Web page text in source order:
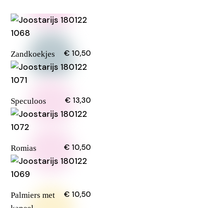
Zandkoekjes € 10,50
Speculoos € 13,30
Romias € 10,50
Palmiers met
€ 10,50